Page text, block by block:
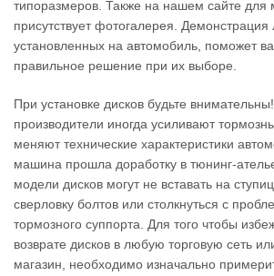
типоразмеров. Также на нашем сайте для
присутствует фотогалерея. Демонстрация
установленных на автомобиль, поможет
правильное решение при их выборе.
При установке дисков будьте
производители иногда усиливают
меняют технические характеристики
машина прошла доработку в тюнинг-
модели дисков могут не вставать на
сверловку болтов или столкнуться с
тормозного суппорта. Для того чтобы
возврате дисков в любую торговую сеть
магазин, необходимо изначально